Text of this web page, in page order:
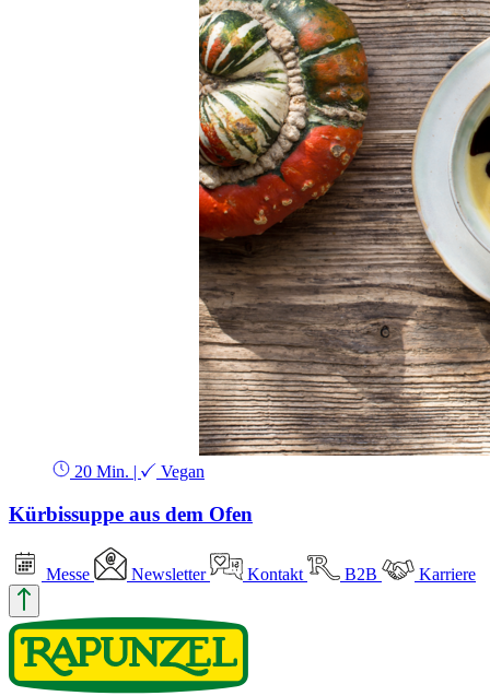
20 Min. | Vegan
Kürbissuppe aus dem Ofen
Messe Newsletter Kontakt B2B Karriere